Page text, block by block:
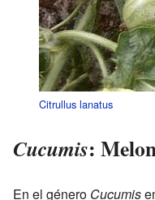
Citrullus lanatus
Cucumis:
En el género Cucumis